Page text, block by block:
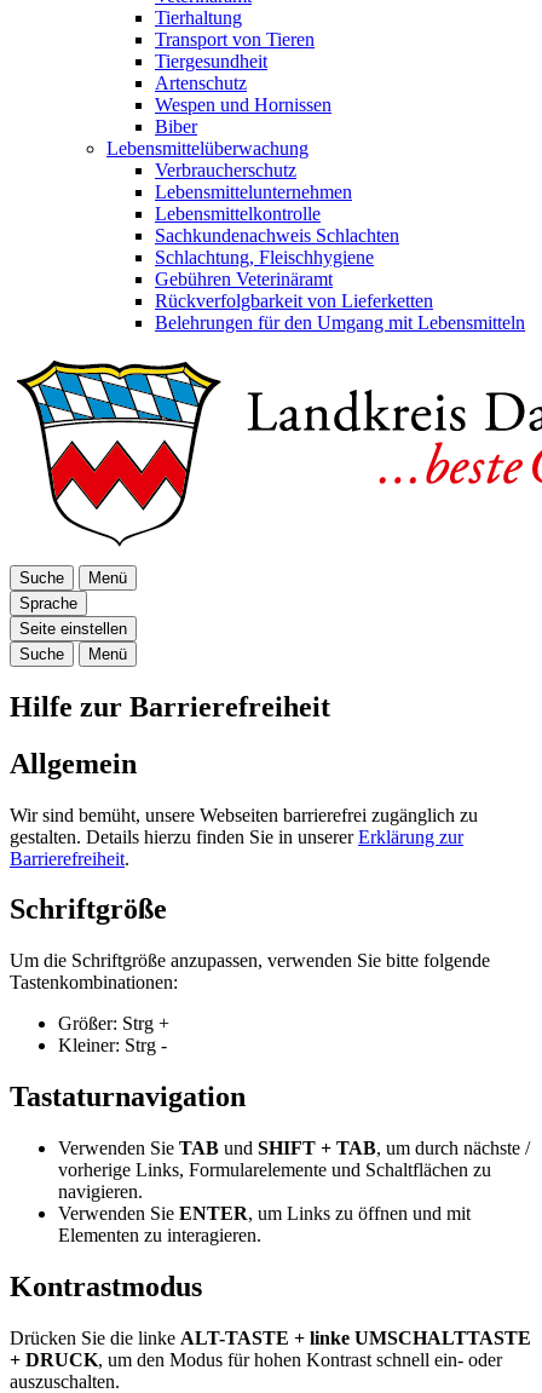
Tierhaltung
Transport von Tieren
Tiergesundheit
Artenschutz
Wespen und Hornissen
Biber
Lebensmittelüberwachung
Verbraucherschutz
Lebensmittelunternehmen
Lebensmittelkontrolle
Sachkundenachweis Schlachten
Schlachtung, Fleischhygiene
Gebühren Veterinäramt
Rückverfolgbarkeit von Lieferketten
Belehrungen für den Umgang mit Lebensmitteln
Suche
Menü
Sprache
Seite einstellen
Suche
Menü
Hilfe zur Barrierefreiheit
Allgemein
Wir sind bemüht, unsere Webseiten barrierefrei zugänglich zu
gestalten. Details hierzu finden Sie in unsererErklärung zur
Barrierefreiheit.
Schriftgröße
Um die Schriftgröße anzupassen, verwenden Sie bitte folgende
Tastenkombinationen:
Größer: Strg +
Kleiner: Strg -
Tastaturnavigation
Verwenden Sie TAB und SHIFT + TAB, um durch nächste /
vorherige Links, Formularelemente und Schaltflächen zu
navigieren.
Verwenden Sie ENTER, um Links zu öffnen und mit
Elementen zu interagieren.
Kontrastmodus
Drücken Sie die linke ALT-TASTE + linke UMSCHALTTASTE
+ DRUCK, um den Modus für hohen Kontrast schnell ein- oder
auszuschalten.